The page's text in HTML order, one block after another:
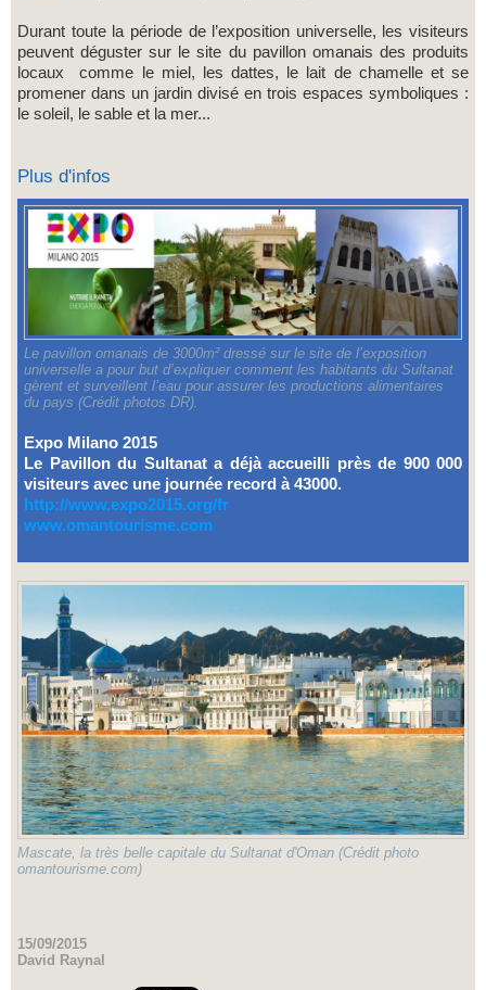
Durant toute la période de l’exposition universelle, les visiteurs
peuvent déguster sur le site du pavillon omanais des produits
locaux comme le miel, les dattes, le lait de chamelle et se
promener dans un jardin divisé en trois espaces symboliques :
le soleil, le sable et la mer...
Plus d'infos
Le pavillon omanais de 3000m² dressé sur le site de l’exposition
universelle a pour but d’expliquer comment les habitants du Sultanat
gèrent et surveillent l’eau pour assurer les productions alimentaires
du pays (Crédit photos DR).
Expo Milano 2015
Le Pavillon du Sultanat a déjà accueilli près de 900 000
visiteurs avec une journée record à 43000.
http://www.expo2015.org/fr
www.omantourisme.com
Mascate, la très belle capitale du Sultanat d'Oman (Crédit photo
omantourisme.com)
15/09/2015
David Raynal